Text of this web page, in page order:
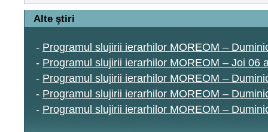
Alte ştiri
- Programul slujirii ierarhilor MOREOM –
- Programul slujirii ierarhilor MOREOM – Joi 06
- Programul slujirii ierarhilor MOREOM –
- Programul slujirii ierarhilor MOREOM –
- Programul slujirii ierarhilor MOREOM –